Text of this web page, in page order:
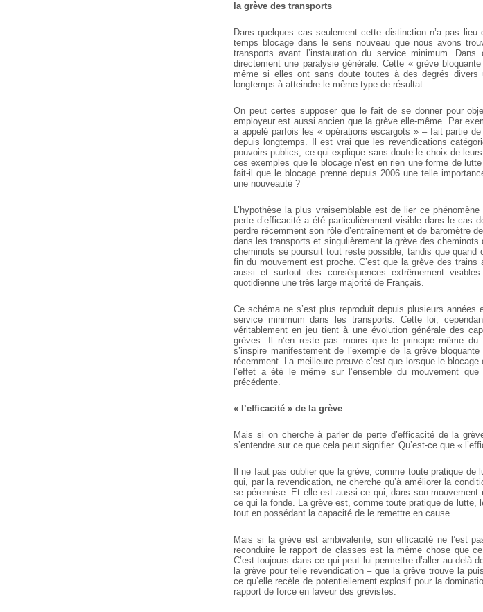
la grève des transports
Dans quelques cas seulement cette distinction n’a pas
temps blocage dans le sens nouveau que nous avons
transports avant l’instauration du service minimum.
directement une paralysie générale. Cette « grève
même si elles ont sans doute toutes à des degrés divers
longtemps à atteindre le même type de résultat.
On peut certes supposer que le fait de se donner pour
employeur est aussi ancien que la grève elle-même. Par
a appelé parfois les « opérations escargots » – fait partie
depuis longtemps. Il est vrai que les revendications
pouvoirs publics, ce qui explique sans doute le choix de
ces exemples que le blocage n’est en rien une forme de
fait-il que le blocage prenne depuis 2006 une telle
une nouveauté ?
L’hypothèse la plus vraisemblable est de lier ce
perte d’efficacité a été particulièrement visible dans le cas
perdre récemment son rôle d’entraînement et de baromètre
dans les transports et singulièrement la grève des
cheminots se poursuit tout reste possible, tandis que quand
fin du mouvement est proche. C’est que la grève des
aussi et surtout des conséquences extrêmement
quotidienne une très large majorité de Français.
Ce schéma ne s’est plus reproduit depuis plusieurs
service minimum dans les transports. Cette loi,
véritablement en jeu tient à une évolution générale des
grèves. Il n’en reste pas moins que le principe même
s’inspire manifestement de l’exemple de la grève
récemment. La meilleure preuve c’est que lorsque le
l’effet a été le même sur l’ensemble du mouvement
précédente.
« l’efficacité » de la grève
Mais si on cherche à parler de perte d’efficacité de la
s’entendre sur ce que cela peut signifier. Qu’est-ce que «
Il ne faut pas oublier que la grève, comme toute pratique
qui, par la revendication, ne cherche qu’à améliorer la
se pérennise. Et elle est aussi ce qui, dans son
ce qui la fonde. La grève est, comme toute pratique de lutte,
tout en possédant la capacité de le remettre en cause .
Mais si la grève est ambivalente, son efficacité ne l’est
reconduire le rapport de classes est la même chose que
C’est toujours dans ce qui peut lui permettre d’aller au-delà
la grève pour telle revendication – que la grève trouve la
ce qu’elle recèle de potentiellement explosif pour la
rapport de force en faveur des grévistes.